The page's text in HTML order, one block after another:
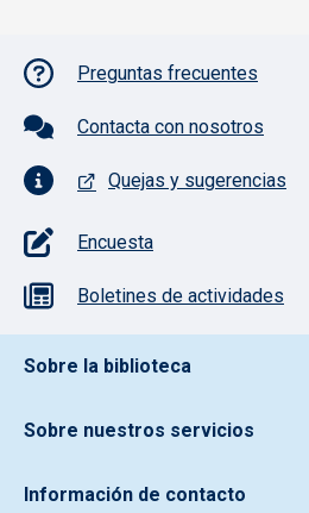
Pie de página con
Preguntas frecuentes
Contacta con nosotros
Quejas y sugerencias
Encuesta
Boletines de actividades
Pie de pagina
Sobre la biblioteca
Sobre nuestros servicios
Información de contacto